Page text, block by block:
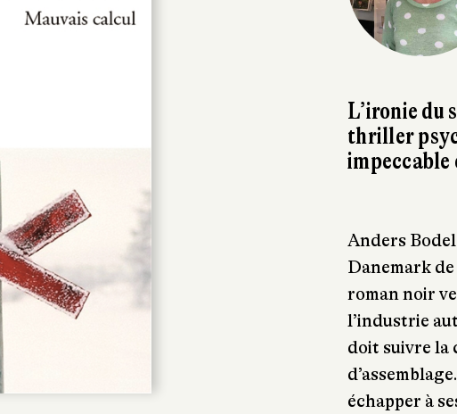
L’ironie du
thriller
Anders
Danemark de
roman noir
l’industrie
doit suivre la
échapper à